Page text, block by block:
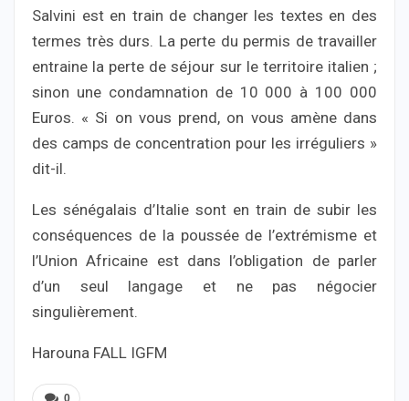
Salvini est en train de changer les textes en des
termes très durs. La perte du permis de travailler
entraine la perte de séjour sur le territoire italien ;
sinon une condamnation de 10 000 à 100 000
Euros. « Si on vous prend, on vous amène dans
des camps de concentration pour les irréguliers »
dit-il.
Les sénégalais d’Italie sont en train de subir les
conséquences de la poussée de l’extrémisme et
l’Union Africaine est dans l’obligation de parler
d’un seul langage et ne pas négocier
singulièrement.
Harouna FALL IGFM
0